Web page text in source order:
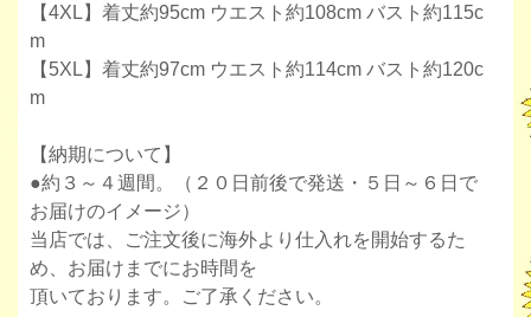
【4XL】着丈約95cm ウエスト約108cm バスト約115c
m
【5XL】着丈約97cm ウエスト約114cm バスト約120c
m
【納期について】
●約３～４週間。（２０日前後で発送・５日～６日で
お届けのイメージ）
当店では、ご注文後に海外より仕入れを開始するた
め、お届けまでにお時間を
頂いております。ご了承ください。